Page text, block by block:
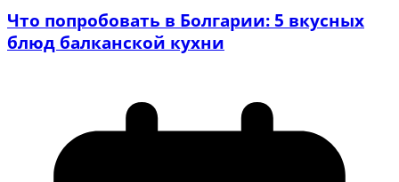
Что попробовать в Болгарии: 5 вкусных
блюд балканской кухни